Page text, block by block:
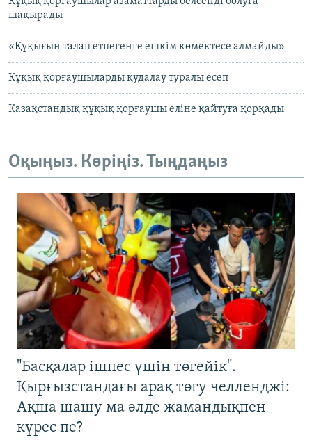
шақырады
«Құқығын талап етпегенге ешкім көмектесе алмайды»
Құқық қорғаушыларды қудалау туралы есеп
Қазақстандық құқық қорғаушы еліне қайтуға қорқады
Оқыңыз. Көріңіз. Тыңдаңыз
"Басқалар ішпес үшін төгейік".
Қырғызстандағы арақ төгу челленджі:
Ақша шашу ма әлде жамандықпен
күрес пе?